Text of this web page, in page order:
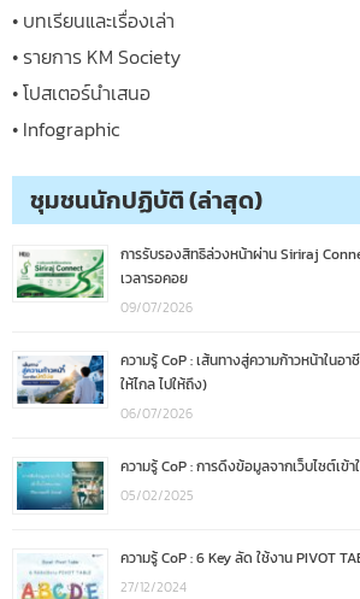
• บทเรียนและเรื่องเล่า
• รายการ KM Society
• โปสเตอร์นำเสนอ
• Infographic
ชุมชนนักปฏิบัติ (ล่าสุด)
การรับรองสิทธิล่วงหน้าผ่าน Siriraj
เวลารอคอย
09/07/2026
ความรู้ CoP : เส้นทางสู่ความก้าวหน้าใน
ให้ไกล ไปให้ถึง)
06/07/2026
ความรู้ CoP : การดึงข้อมูลจากเว็บไซต์เข้
05/02/2025
ความรู้ CoP : 6 Key ลัด ใช้งาน PIVOT
27/12/2024